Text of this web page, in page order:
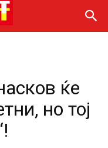
ќе
но тој